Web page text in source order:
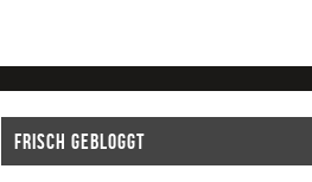
Frisch gebloggt